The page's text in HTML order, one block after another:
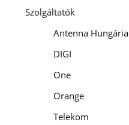
Szolgáltatók
Antenna Hungária
DIGI
One
Orange
Telekom